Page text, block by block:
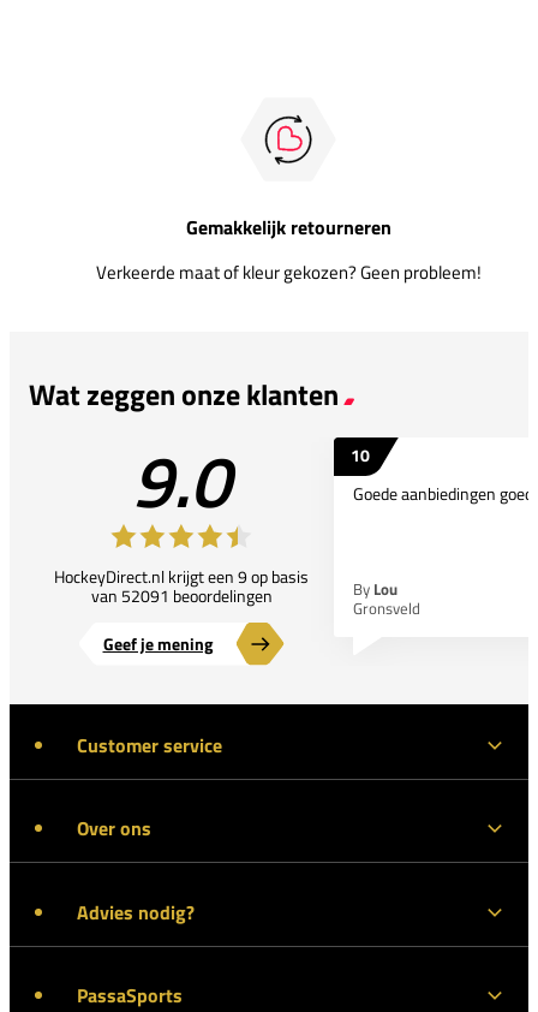
Gemakkelijk retourneren
Verkeerde maat of kleur gekozen? Geen probleem!
Wat zeggen onze klanten
9.0
HockeyDirect.nl krijgt een 9 op basis
van 52091 beoordelingen
Geef je mening
10
Goede aanbiedingen
By Lou
Gronsveld
Customer service
Over ons
Advies nodig?
PassaSports